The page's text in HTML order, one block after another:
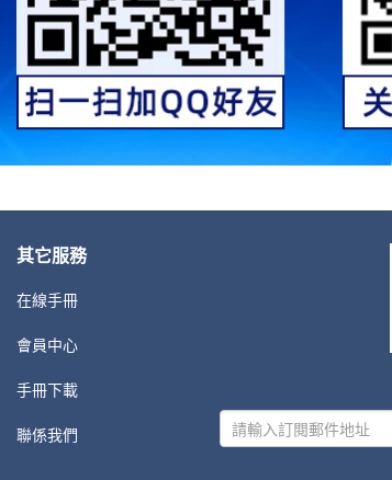
其它服務
在線手冊
會員中心
手冊下載
聯係我們